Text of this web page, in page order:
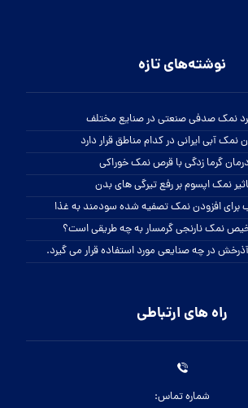
نوشته‌های تازه
نمک صدفی صنعتی در صنایع مختلف
نمک آبی ایرانی در کدام مناطق قرار دارد
درمان گرما زدگی با قرص نمک خوراکی
نمک اپسوم بر رفع تیرگی های بدن
برای افزودن نمک تصفیه شده سودمند به غذا
نمک نارنجی گرمسار به چه طریقی است؟
در چه صنایعی مورد استفاده قرار می گیرد.
راه های ارتباطی
شماره تماس: